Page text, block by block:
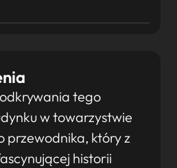
tego
w towarzystwie
przewodnika, który z
historii